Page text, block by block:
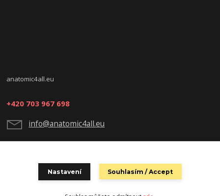
anatomic4all.eu
+420 703 967 698
info@anatomic4all.eu
Nastavení Souhlasím / Accept